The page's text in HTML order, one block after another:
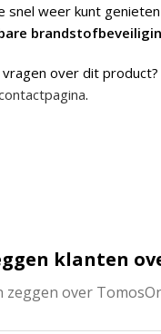
snel weer kunt
over dit
.
klanten
zeggen over